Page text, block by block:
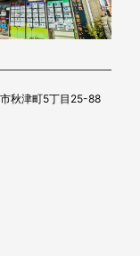
秋津町5丁目25-88